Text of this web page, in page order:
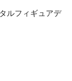
ルフィギュアデ